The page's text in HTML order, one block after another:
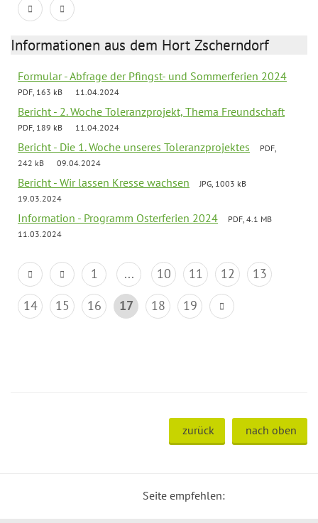
Informationen aus dem Hort Zscherndorf
Formular - Abfrage der Pfingst- und Sommerferien 2024
PDF, 163 kB 11.04.2024
Bericht - 2. Woche Toleranzprojekt, Thema Freundschaft
PDF, 189 kB 11.04.2024
Bericht - Die 1. Woche unseres Toleranzprojektes
PDF,
242 kB
09.04.2024
Bericht - Wir lassen Kresse wachsen
JPG, 1003 kB
19.03.2024
Information - Programm Osterferien 2024
PDF, 4.1 MB
11.03.2024
1 ... 10 11 12
13
14
15 16 17 18 19
zurück nach oben
Seite empfehlen: